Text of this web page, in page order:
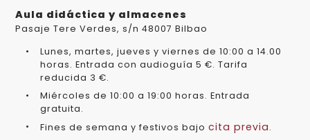
Aula didáctica y almacenes
Pasaje Tere Verdes, s/n 48007 Bilbao
Lunes, martes, jueves y viernes de 10:00 a 14.00
horas. Entrada con audioguía 5 €. Tarifa
reducida 3 €.
Miércoles de 10:00 a 19:00 horas. Entrada
gratuita.
Fines de semana y festivos bajo cita previa.